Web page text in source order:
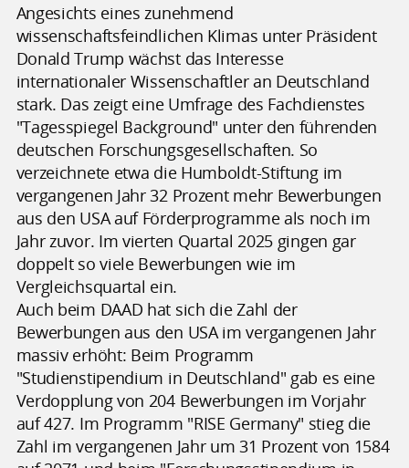
Angesichts eines zunehmend
wissenschaftsfeindlichen Klimas unter Präsident
Donald Trump wächst das Interesse
internationaler Wissenschaftler an Deutschland
stark. Das zeigt eine Umfrage des Fachdienstes
"Tagesspiegel Background" unter den führenden
deutschen Forschungsgesellschaften. So
verzeichnete etwa die Humboldt-Stiftung im
vergangenen Jahr 32 Prozent mehr Bewerbungen
aus den USA auf Förderprogramme als noch im
Jahr zuvor. Im vierten Quartal 2025 gingen gar
doppelt so viele Bewerbungen wie im
Vergleichsquartal ein.
Auch beim DAAD hat sich die Zahl der
Bewerbungen aus den USA im vergangenen Jahr
massiv erhöht: Beim Programm
"Studienstipendium in Deutschland" gab es eine
Verdopplung von 204 Bewerbungen im Vorjahr
auf 427. Im Programm "RISE Germany" stieg die
Zahl im vergangenen Jahr um 31 Prozent von 1584